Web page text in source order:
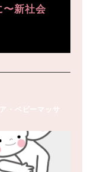
〜新社会
・ベビーマッサ